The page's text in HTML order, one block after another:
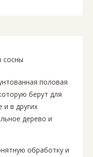
половая
берут для
и в других
дерево и
обработку и